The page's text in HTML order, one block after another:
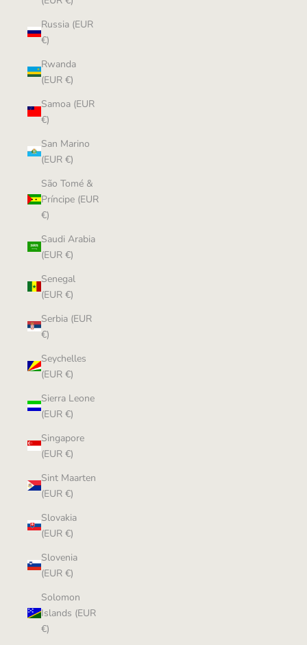
Russia (EUR
€)
Rwanda
(EUR €)
Samoa (EUR
€)
San Marino
(EUR €)
São Tomé &
Príncipe (EUR
€)
Saudi Arabia
(EUR €)
Senegal
(EUR €)
Serbia (EUR
€)
Seychelles
(EUR €)
Sierra Leone
(EUR €)
Singapore
(EUR €)
Sint Maarten
(EUR €)
Slovakia
(EUR €)
Slovenia
(EUR €)
Solomon
Islands (EUR
€)